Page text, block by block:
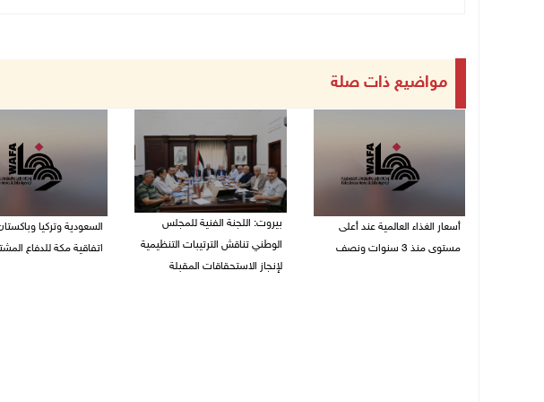
مواضيع ذات صلة
أسعار الغذاء العالمية عند أعلى
مستوى منذ 3 سنوات ونصف
بيروت: اللجنة الفنية للمجلس
الوطني تناقش الترتيبات التنظيمية
لإنجاز الاستحقاقات المقبلة
السعودية وتركيا
اتفاقية مكة للدفاع